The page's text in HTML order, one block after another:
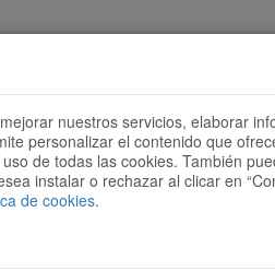
Vols ser col·laborador?
nuestros servicios, elaborar
personalizar el contenido que
de todas las cookies. También
instalar o rechazar al clicar en
de cookies.